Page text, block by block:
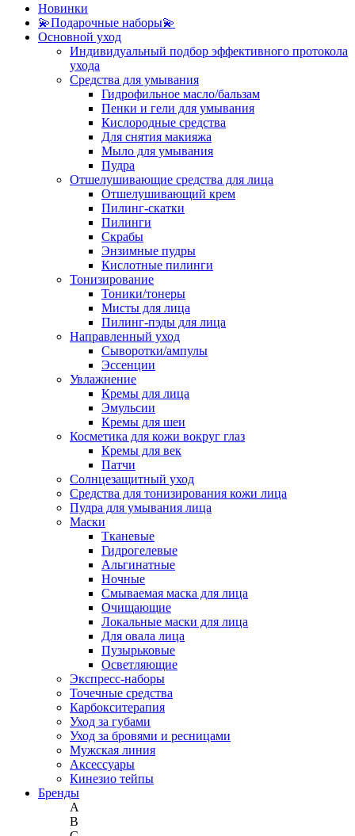
Новинки
💫Подарочные наборы💫
Основной уход
Индивидуальный подбор эффективного протокола
ухода
Средства для умывания
Гидрофильное масло/бальзам
Пенки и гели для умывания
Кислородные средства
Для снятия макияжа
Мыло для умывания
Пудра
Отшелушивающие средства для лица
Отшелушивающий крем
Пилинг-скатки
Пилинги
Скрабы
Энзимные пудры
Кислотные пилинги
Тонизирование
Тоники/тонеры
Мисты для лица
Пилинг-пэды для лица
Направленный уход
Сыворотки/ампулы
Эссенции
Увлажнение
Кремы для лица
Эмульсии
Кремы для шеи
Косметика для кожи вокруг глаз
Кремы для век
Патчи
Солнцезащитный уход
Средства для тонизирования кожи лица
Пудра для умывания лица
Маски
Тканевые
Гидрогелевые
Альгинатные
Ночные
Смываемая маска для лица
Очищающие
Локальные маски для лица
Для овала лица
Пузырьковые
Осветляющие
Экспресс-наборы
Точечные средства
Карбокситерапия
Уход за губами
Уход за бровями и ресницами
Мужская линия
Аксессуары
Кинезио тейпы
Бренды
A
B